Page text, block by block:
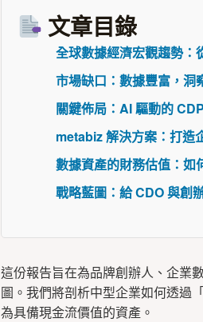
文章目錄
全球數據經濟宏觀趨勢：
市場缺口：數據豐富，洞
關鍵佈局：AI 驅動的
metabiz 解決方案：打造
數據資產的財務估值：如
戰略藍圖：給 CDO 與創
這份報告旨在為品牌創辦人、企業
圖。我們將剖析中型企業如何透過
為具備現金流價值的資產。